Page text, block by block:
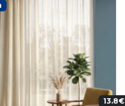
врати
204.52€ (400лв.)